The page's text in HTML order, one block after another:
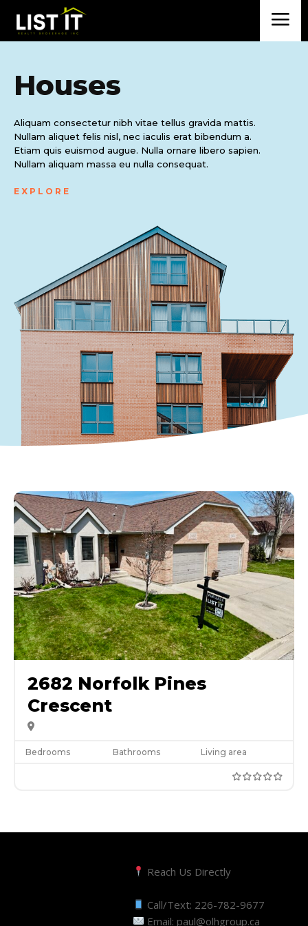
Houses
Aliquam consectetur nibh vitae tellus gravida mattis.
Nullam aliquet felis nisl, nec iaculis erat bibendum a.
Etiam quis euismod augue. Nulla ornare libero sapien.
Nullam aliquam massa eu nulla consequat.
EXPLORE
2682 Norfolk Pines
Crescent
Bedrooms Bathrooms Living area
Reach Us Directly
Call/Text: 226-782-9677
Email: paul@olhgroup.ca